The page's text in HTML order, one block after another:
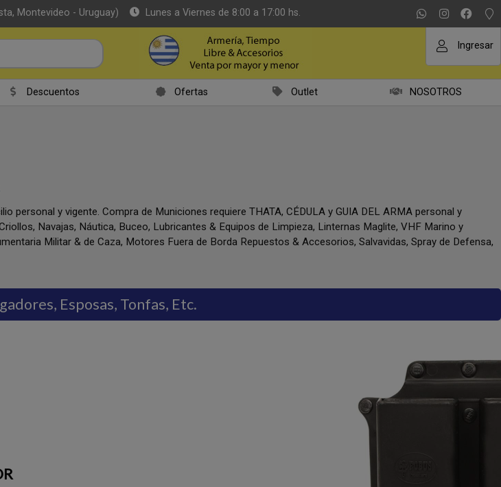
Montevideo - Uruguay) Lunes a Viernes de 8:00 a 17:00 hs.
Ingresar
Descuentos Ofertas Outlet NOSOTROS
personal y vigente. Compra de Municiones requiere THATA, CÉDULA y GUIA DEL ARMA personal y
Navajas, Náutica, Buceo, Lubricantes & Equipos de Limpieza, Linternas Maglite, VHF Marino y
Militar & de Caza, Motores Fuera de Borda Repuestos & Accesorios, Salvavidas, Spray de Defensa,
Esposas, Tonfas, Etc.